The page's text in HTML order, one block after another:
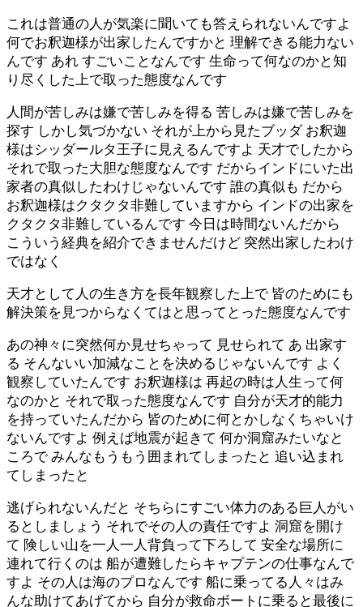
これは普通の人が気楽に聞いても答えられないんですよ
何でお釈迦様が出家したんですかと 理解できる能力ない
んです あれ すごいことなんです 生命って何なのかと知
り尽くした上で取った態度なんです
人間が苦しみは嫌で苦しみを得る 苦しみは嫌で苦しみを
探す しかし気づかない それが上から見たブッダ お釈迦
様はシッダールタ王子に見えるんですよ 天才でしたから
それで取った大胆な態度なんです だからインドにいた出
家者の真似したわけじゃないんです 誰の真似も だから
お釈迦様はクタクタ非難していますから インドの出家を
クタクタ非難しているんです 今日は時間ないんだから
こういう経典を紹介できませんだけど 突然出家したわけ
ではなく
天才として人の生き方を長年観察した上で 皆のためにも
解決策を見つからなくてはと思ってとった態度なんです
あの神々に突然何か見せちゃって 見せられて あ 出家す
る そんないい加減なことを決めるじゃないんです よく
観察していたんです お釈迦様は 再起の時は人生って何
なのかと それで取った態度なんです 自分が天才的能力
を持っていたんだから 皆のために何とかしなくちゃいけ
ないんですよ 例えば地震が起きて 何か洞窟みたいなと
ころで みんなもうもう囲まれてしまったと 追い込まれ
てしまったと
逃げられないんだと そちらにすごい体力のある巨人がい
るとしましょう それでその人の責任ですよ 洞窟を開け
て 険しい山を一人一人背負って下ろして 安全な場所に
連れて行くのは 船が遭難したらキャプテンの仕事なんで
すよ その人は海のプロなんです 船に乗ってる人々はみ
んな助けてあげてから 自分が救命ボートに乗ると最後に